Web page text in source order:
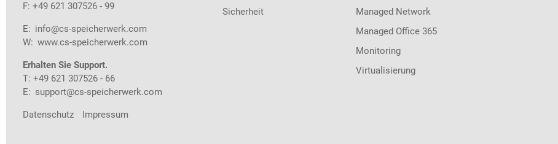
F: +49 621 307526 - 99
E: info@cs-speicherwerk.com
W: www.cs-speicherwerk.com
Erhalten Sie Support.
T: +49 621 307526 - 66
E: support@cs-speicherwerk.com
Datenschutz Impressum
Sicherheit
Managed Network
Managed Office 365
Monitoring
Virtualisierung